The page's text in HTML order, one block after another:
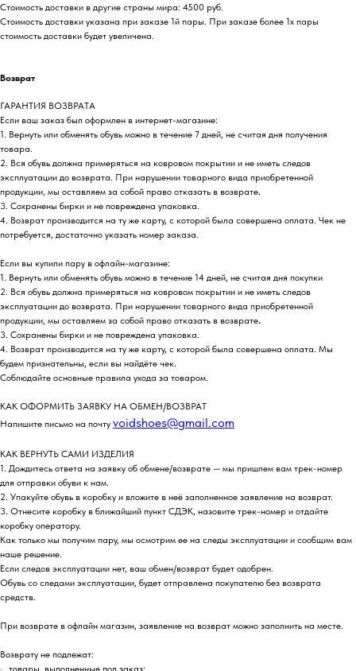
Стоимость доставки в другие страны мира: 4500 руб.
Стоимость доставки указана при заказе 1й пары. При заказе более 1х пары
стоимость доставки будет увеличена.
Возврат
ГАРАНТИЯ ВОЗВРАТА
Если ваш заказ был оформлен в интернет-магазине:
1. Вернуть или обменять обувь можно в течение 7 дней, не считая дня получения
товара.
2. Вся обувь должна примеряться на ковровом покрытии и не иметь следов
эксплуатации до возврата. При нарушении товарного вида приобретенной
продукции, мы оставляем за собой право отказать в возврате.
3. Сохранены бирки и не повреждена упаковка.
4. Возврат производится на ту же карту, с которой была совершена оплата. Чек не
потребуется, достаточно указать номер заказа.
Если вы купили пару в офлайн-магазине:
1. Вернуть или обменять обувь можно в течение 14 дней, не считая дня покупки
2. Вся обувь должна примеряться на ковровом покрытии и не иметь следов
эксплуатации до возврата. При нарушении товарного вида приобретенной
продукции, мы оставляем за собой право отказать в возврате.
3. Сохранены бирки и не повреждена упаковка.
4. Возврат производится на ту же карту, с которой была совершена оплата. Мы
будем признательны, если вы найдёте чек.
Соблюдайте основные правила ухода за товаром.
КАК ОФОРМИТЬ ЗАЯВКУ НА ОБМЕН/ВОЗВРАТ
Напишите письмо на почту voidshoes@gmail.com
КАК ВЕРНУТЬ САМИ ИЗДЕЛИЯ
1. Дождитесь ответа на заявку об обмене/возврате — мы пришлем вам трек-номер
для отправки обуви к нам.
2. Упакуйте обувь в коробку и вложите в неё заполненное заявление на возврат.
3. Отнесите коробку в ближайший пункт СДЭК, назовите трек-номер и отдайте
коробку оператору.
Как только мы получим пару, мы осмотрим ее на следы эксплуатации и сообщим вам
наше решение.
Если следов эксплуатации нет, ваш обмен/возврат будет одобрен.
Обувь со следами эксплуатации, будет отправлена покупателю без возврата
средств.
При возврате в офлайн магазин, заявление на возврат можно заполнить на месте.
Возврату не подлежат:
· товары, выполненные под заказ;